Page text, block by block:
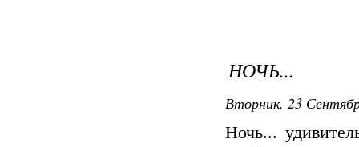
НОЧЬ...
Вторник, 23
Ночь...